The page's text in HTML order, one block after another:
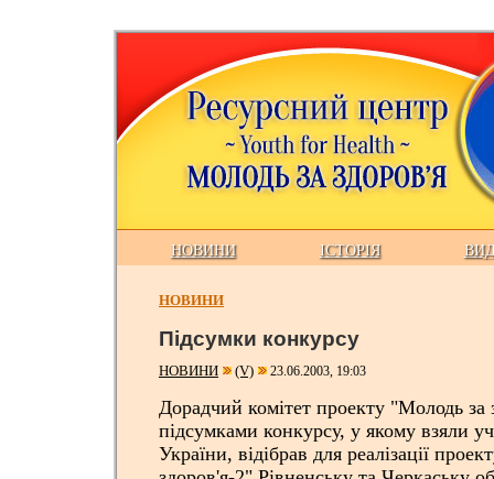
НОВИНИ ІСТОРІЯ
НОВИНИ
Підсумки конкурсу
НОВИНИ (V) 23.06.2003, 19:03
Дорадчий комітет проекту "Молодь за
підсумками конкурсу, у якому взяли
України, відібрав для реалізації